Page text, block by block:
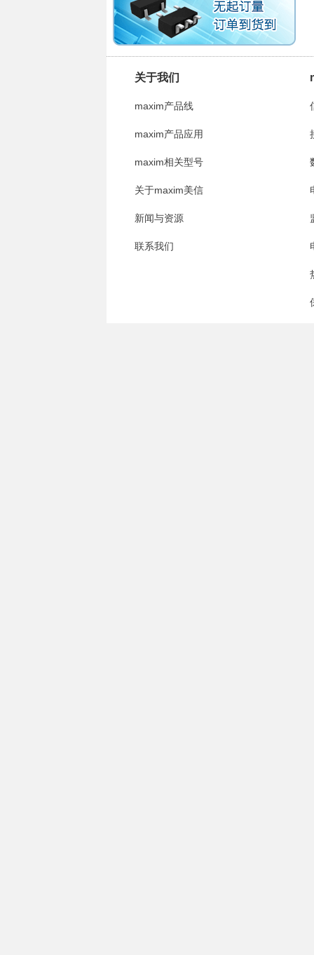
关于我们
maxim产品线
maxim产品应用
maxim相关型号
关于maxim美信
新闻与资源
联系我们